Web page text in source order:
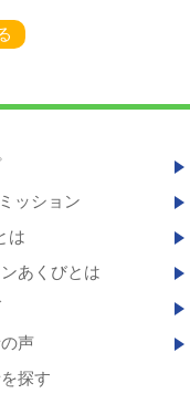
ッション
は
あくびとは
声
探す